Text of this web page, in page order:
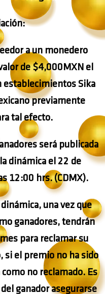
a un monedero
de $4,000MXN el
establecimientos Sika
previamente
tal efecto.
será publicada
dinámica el 22 de
12:00 hrs. (CDMX).
una vez que
ganadores, tendrán
para reclamar su
si el premio no ha sido
no reclamado. Es
ganador asegurarse